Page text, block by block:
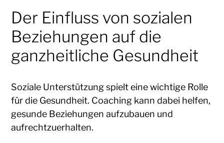
Der Einfluss von sozialen
Beziehungen auf die
ganzheitliche Gesundheit
Soziale Unterstützung spielt eine wichtige Rolle
für die Gesundheit. Coaching kann dabei helfen,
gesunde Beziehungen aufzubauen und
aufrechtzuerhalten.